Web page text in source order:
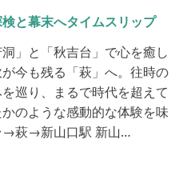
と幕末へタイムスリップ
」と「秋吉台」で心を癒し
今も残る「萩」へ。往時の
巡り、まるで時代を超えて
のような感動的な体験を味
→萩→新山口駅 新山…